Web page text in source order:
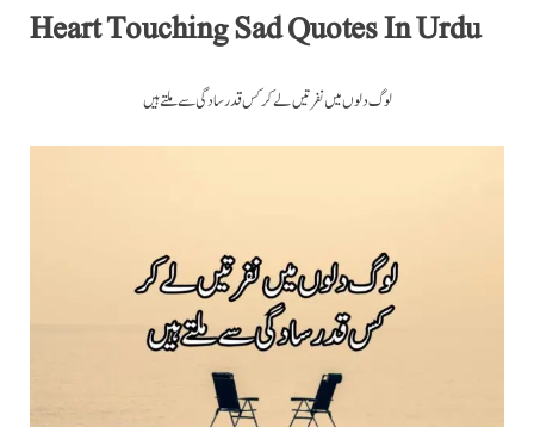
Heart Touching Sad Quotes In Urdu
لوگ دلوں میں نفرتیں لے کر کس قدر سادگی سے ملتے ہیں